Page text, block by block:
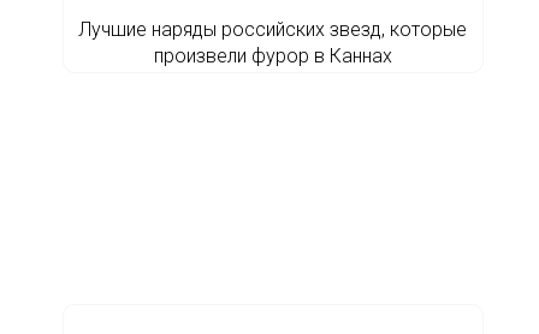
Лучшие наряды российских звезд, которые
произвели фурор в Каннах